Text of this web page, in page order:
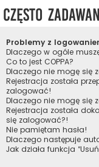
Często
Problemy z
Dlaczego w ogóle
Co to jest COPPA?
Dlaczego nie mogę się
Rejestracja została
zalogować!
Dlaczego nie mogę się
Rejestracja została
się zalogować?!
Nie pamiętam hasła!
Dlaczego następuje
Jak działa funkcja